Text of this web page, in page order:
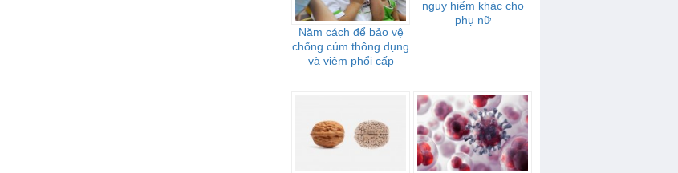
Năm cách để bảo vệ
chống cúm thông dụng
và viêm phổi cấp
nguy hiểm khác cho
phụ nữ